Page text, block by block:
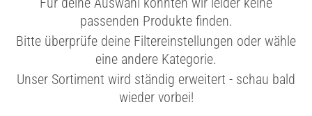
passenden Produkte finden.
Bitte überprüfe deine Filtereinstellungen oder wähle
eine andere Kategorie.
Unser Sortiment wird ständig erweitert - schau bald
wieder vorbei!